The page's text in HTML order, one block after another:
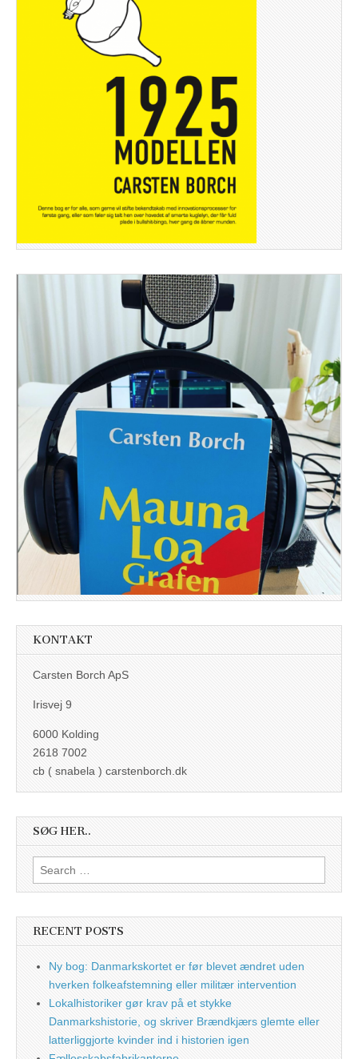
KONTAKT
Carsten Borch ApS
Irisvej 9
6000 Kolding
2618 7002
cb ( snabela ) carstenborch.dk
SØG HER..
Search
for:
RECENT POSTS
Ny bog: Danmarkskortet er før blevet ændret uden
hverken folkeafstemning eller militær intervention
Lokalhistoriker gør krav på et stykke
Danmarkshistorie, og skriver Brændkjærs glemte eller
latterliggjorte kvinder ind i historien igen